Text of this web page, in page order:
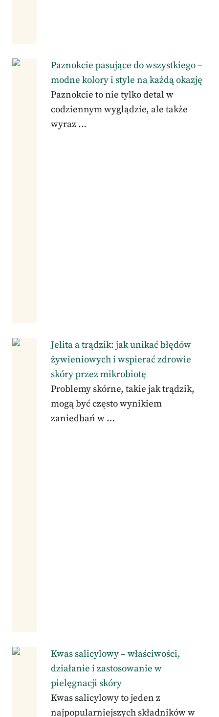
Paznokcie pasujące do wszystkiego –
modne kolory i style na każdą okazję
Paznokcie to nie tylko detal w
codziennym wyglądzie, ale także
wyraz …
Jelita a trądzik: jak unikać błędów
żywieniowych i wspierać zdrowie
skóry przez mikrobiotę
Problemy skórne, takie jak trądzik,
mogą być często wynikiem
zaniedbań w …
Kwas salicylowy – właściwości,
działanie i zastosowanie w
pielęgnacji skóry
Kwas salicylowy to jeden z
najpopularniejszych składników w